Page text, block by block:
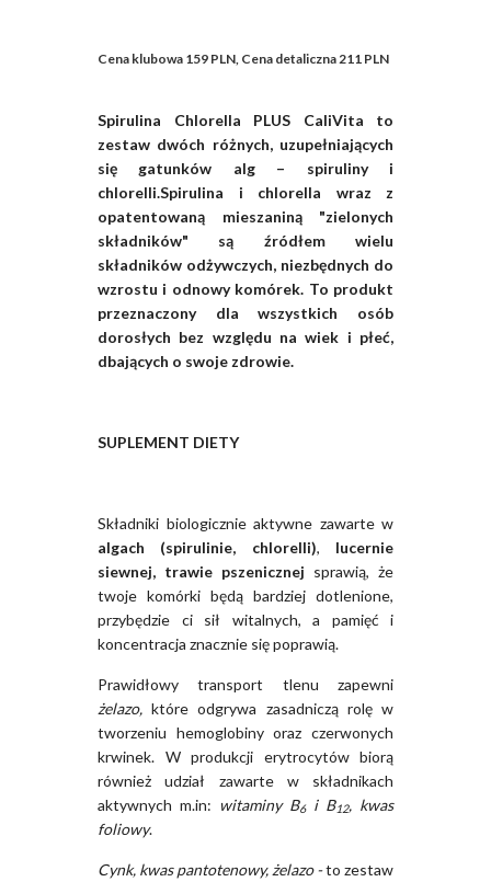
Cena klubowa 159 PLN, Cena detaliczna 211 PLN
Spirulina Chlorella PLUS CaliVita to
zestaw dwóch różnych, uzupełniających
się gatunków alg – spiruliny i
chlorelli.Spirulina i chlorella wraz z
opatentowaną mieszaniną "zielonych
składników" są źródłem wielu
składników odżywczych, niezbędnych do
wzrostu i odnowy komórek. To produkt
przeznaczony dla wszystkich osób
dorosłych bez względu na wiek i płeć,
dbających o swoje zdrowie.
SUPLEMENT DIETY
Składniki biologicznie aktywne zawarte w
algach (spirulinie, chlorelli),
lucernie
siewnej, trawie pszenicznej sprawią, że
twoje komórki będą bardziej dotlenione,
przybędzie ci sił witalnych, a pamięć i
koncentracja znacznie się poprawią.
Prawidłowy transport tlenu zapewni
żelazo, które odgrywa zasadniczą rolę w
tworzeniu hemoglobiny oraz czerwonych
krwinek. W produkcji erytrocytów biorą
również udział zawarte w składnikach
aktywnych m.in: witaminy B6i B12, kwas
foliowy.
Cynk, kwas pantotenowy, żelazo -to zestaw